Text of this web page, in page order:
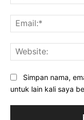
Simpan nama,
untuk lain kali saya